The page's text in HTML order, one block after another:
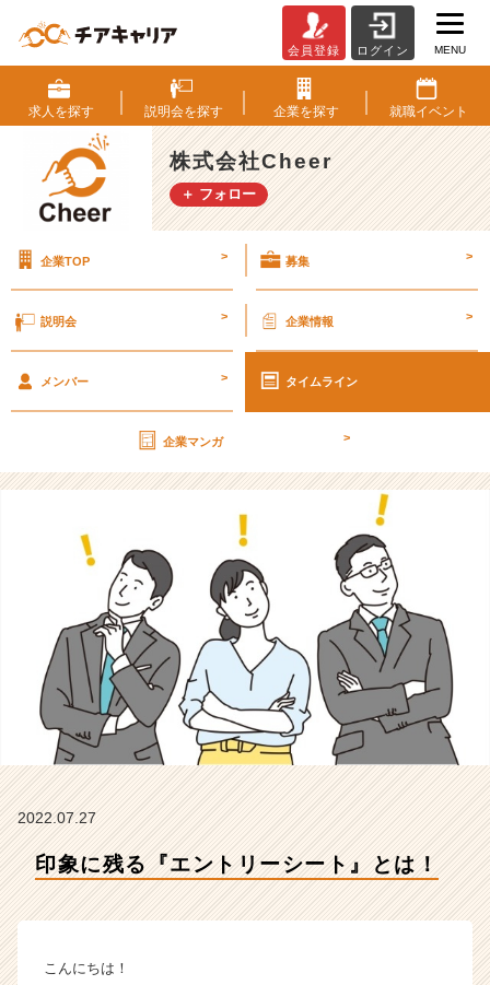
象
に
残
る
『エ
ン
シ
と
会
社
C
イ
ム
ラ
イ
ン】
|
ャ
ー・
会員登録 ログイン MENU
求人を探す 説明会を探す 企業を探す 就職イベント
株式会社Cheer
＋ フォロー
企業TOP > 募集 >
説明会 > 企業情報 >
メンバー > タイムライン
企業マンガ >
2022.07.27
印象に残る『エントリーシート』とは！
こんにちは！